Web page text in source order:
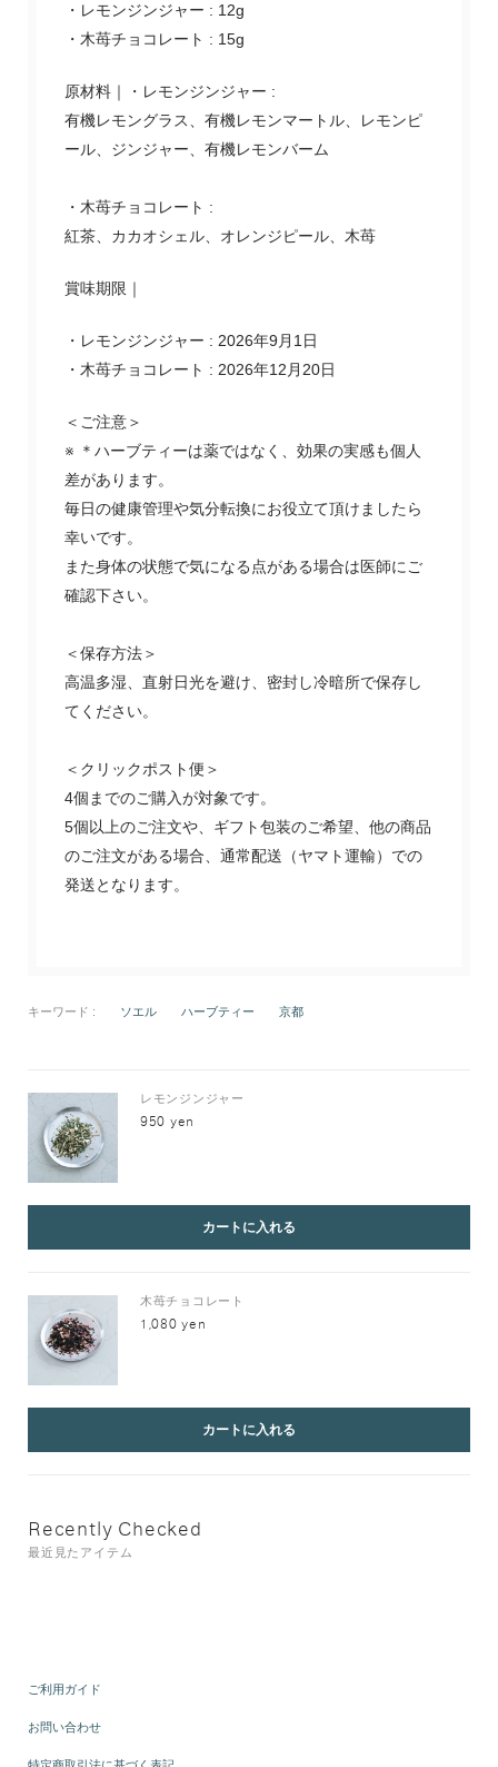
・レモンジンジャー : 12g
・木苺チョコレート : 15g
原材料｜
・レモンジンジャー :
有機レモングラス、有機レモンマートル、レモンピ
ール、ジンジャー、有機レモンバーム
・木苺チョコレート :
紅茶、カカオシェル、オレンジピール、木苺
賞味期限｜
・レモンジンジャー : 2026年9月1日
・木苺チョコレート : 2026年12月20日
＜ご注意＞
※ ＊ハーブティーは薬ではなく、効果の実感も個人
差があります。
毎日の健康管理や気分転換にお役立て頂けましたら
幸いです。
また身体の状態で気になる点がある場合は医師にご
確認下さい。
＜保存方法＞
高温多湿、直射日光を避け、密封し冷暗所で保存し
てください。
＜クリックポスト便＞
4個までのご購入が対象です。
5個以上のご注文や、ギフト包装のご希望、他の商品
のご注文がある場合、通常配送（ヤマト運輸）での
発送となります。
キーワード : ソエル ハーブティー 京都
レモンジンジャー
950 yen
カートに入れる
木苺チョコレート
1,080 yen
カートに入れる
Recently Checked
最近見たアイテム
ご利用ガイド
お問い合わせ